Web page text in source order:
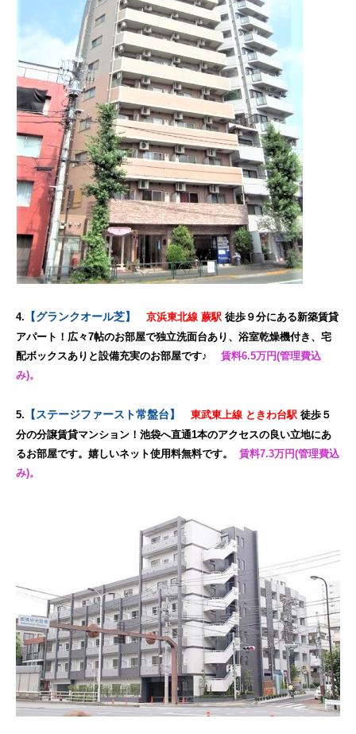
4. 【グランクオール芝】 京浜東北線 蕨駅 徒歩９分にある新築賃貸
アパート！広々7帖のお部屋で独立洗面台あり、浴室乾燥機付き、宅
配ボックスありと設備充実のお部屋です♪
賃料6.5万円(管理費込
み)。
5. 【ステージファースト常盤台】 東武東上線 ときわ台駅 徒歩５
分の分譲賃貸マンション！池袋へ直通1本のアクセスの良い立地にあ
るお部屋です。嬉しいネット使用料無料です。 賃料7.3万円(管理費込
み)。